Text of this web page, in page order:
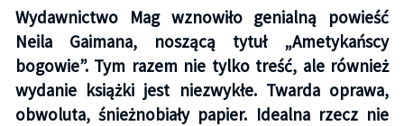
Wydawnictwo Mag wznowiło genialną powieść
Neila Gaimana, noszącą tytuł „Ametykańscy
bogowie”. Tym razem nie tylko treść, ale również
wydanie książki jest niezwykłe. Twarda oprawa,
obwoluta, śnieżnobiały papier. Idealna rzecz nie